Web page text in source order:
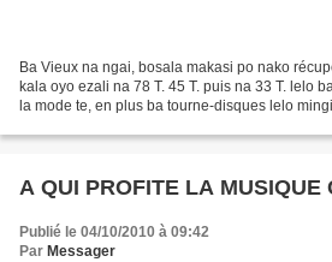
Ba Vieux na ngai, bosala makasi po nako
kala oyo ezali na 78 T. 45 T. puis na 33 T. lelo
la mode te, en plus ba tourne-disques lelo
A QUI PROFITE LA MUSIQUE
Publié le 04/10/2010 à 09:42
Par Messager